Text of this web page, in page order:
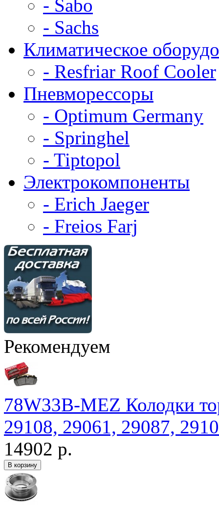
- Sabo
- Sachs
Климатическое
- Resfriar Roof Cooler
Пневморессоры
- Optimum Germany
- Springhel
- Tiptopol
Электрокомпоненты
- Erich Jaeger
- Freios Farj
Рекомендуем
78W33B-MEZ Колодки
29108, 29061, 29087,
14902 р.